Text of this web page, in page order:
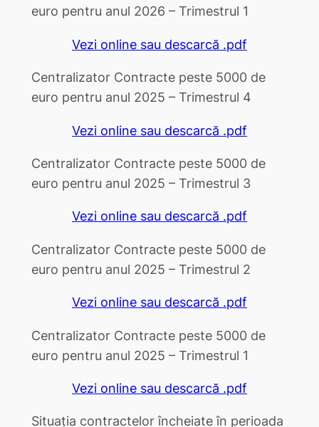
euro pentru anul 2026 – Trimestrul 1
Vezi online sau descarcă .pdf
Centralizator Contracte peste 5000 de
euro pentru anul 2025 – Trimestrul 4
Vezi online sau descarcă .pdf
Centralizator Contracte peste 5000 de
euro pentru anul 2025 – Trimestrul 3
Vezi online sau descarcă .pdf
Centralizator Contracte peste 5000 de
euro pentru anul 2025 – Trimestrul 2
Vezi online sau descarcă .pdf
Centralizator Contracte peste 5000 de
euro pentru anul 2025 – Trimestrul 1
Vezi online sau descarcă .pdf
Situația contractelor încheiate în perioada